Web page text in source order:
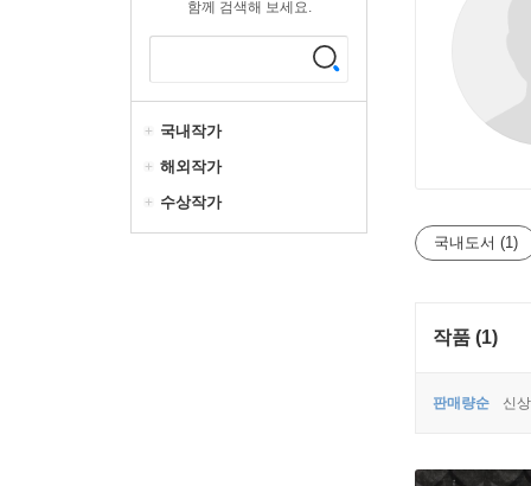
함께 검색해 보세요.
국내작가
해외작가
수상작가
국내도서 (1)
작품 (1)
판매량순 신